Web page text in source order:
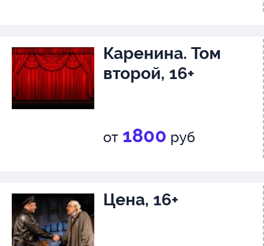
Каренина. Том
второй, 16+
от 1800 руб
Цена, 16+